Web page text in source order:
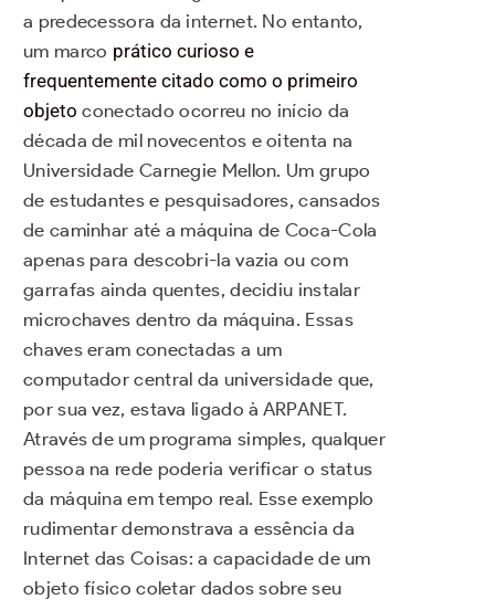
a predecessora da internet. No entanto,
um marco prático curioso e
frequentemente citado como o primeiro
objeto conectado ocorreu no início da
década de mil novecentos e oitenta na
Universidade Carnegie Mellon. Um grupo
de estudantes e pesquisadores, cansados
de caminhar até a máquina de Coca-Cola
apenas para descobri-la vazia ou com
garrafas ainda quentes, decidiu instalar
microchaves dentro da máquina. Essas
chaves eram conectadas a um
computador central da universidade que,
por sua vez, estava ligado à ARPANET.
Através de um programa simples, qualquer
pessoa na rede poderia verificar o status
da máquina em tempo real. Esse exemplo
rudimentar demonstrava a essência da
Internet das Coisas: a capacidade de um
objeto físico coletar dados sobre seu